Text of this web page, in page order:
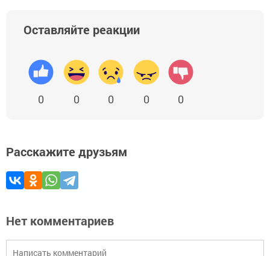
Оставляйте реакции
0 0 0 0 0
Расскажите друзьям
Нет комментариев